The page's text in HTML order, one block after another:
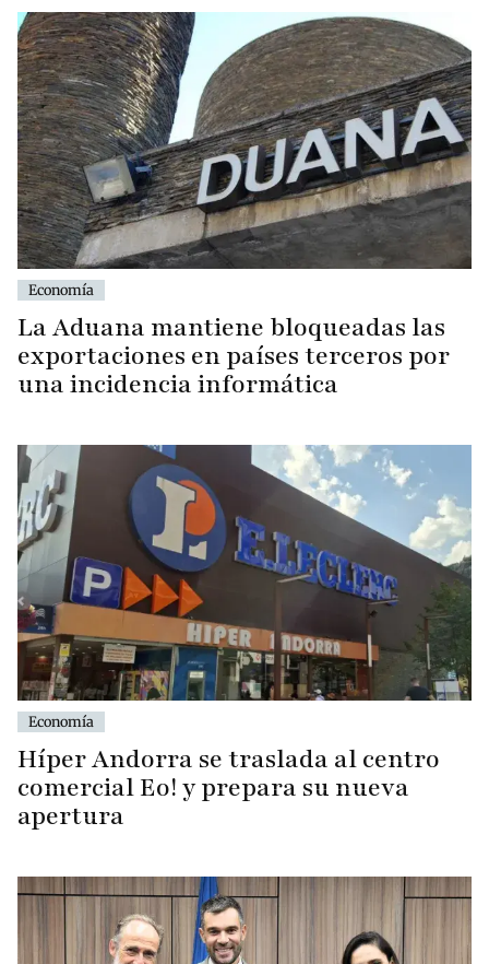
Economía
La Aduana mantiene bloqueadas las
exportaciones en países terceros por
una incidencia informática
Economía
Híper Andorra se traslada al centro
comercial Eo! y prepara su nueva
apertura